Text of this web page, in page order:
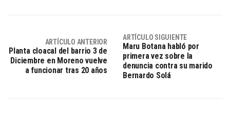
ARTÍCULO ANTERIOR
Planta cloacal del barrio 3 de
Diciembre en Moreno vuelve
a funcionar tras 20 años
ARTÍCULO SIGUIENTE
Maru Botana habló por
primera vez sobre la
denuncia contra su marido
Bernardo Solá